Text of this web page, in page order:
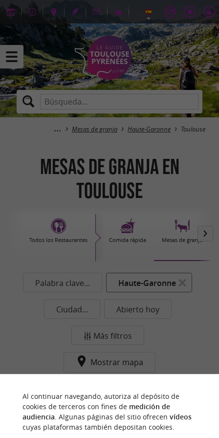
Mesas de granja Haute-Garonne Toulouse
Mesas de granja en
Toulouse
Todos los Restaurantes Comida rápida Mesas de granja
Palabra clave... Haute-Garonne
Ciudad... Abierto hoy
Más filtros
Mostrar mapa
momento...
Al continuar navegando, autoriza al depósito de
cookies de terceros con fines de medición de
audiencia . Algunas páginas del sitio ofrecen vídeos
cuyas plataformas también depositan cookies.